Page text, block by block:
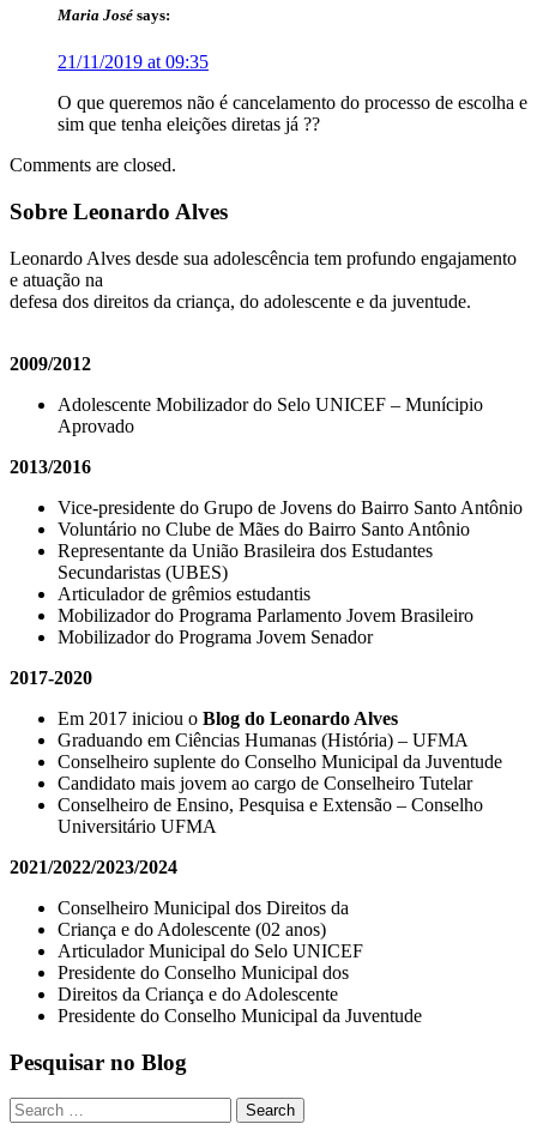
Maria José says:
21/11/2019 at 09:35
O que queremos não é cancelamento do processo de escolha e
sim que tenha eleições diretas já ??
Comments are closed.
Sobre Leonardo Alves
Leonardo Alves desde sua adolescência tem profundo engajamento
e atuação na
defesa dos direitos da criança, do adolescente e da juventude.
2009/2012
Adolescente Mobilizador do Selo UNICEF – Munícipio
Aprovado
2013/2016
Vice-presidente do Grupo de Jovens do Bairro Santo Antônio
Voluntário no Clube de Mães do Bairro Santo Antônio
Representante da União Brasileira dos Estudantes
Secundaristas (UBES)
Articulador de grêmios estudantis
Mobilizador do Programa Parlamento Jovem Brasileiro
Mobilizador do Programa Jovem Senador
2017-2020
Em 2017 iniciou o Blog do Leonardo Alves
Graduando em Ciências Humanas (História) – UFMA
Conselheiro suplente do Conselho Municipal da Juventude
Candidato mais jovem ao cargo de Conselheiro Tutelar
Conselheiro de Ensino, Pesquisa e Extensão – Conselho
Universitário UFMA
2021/2022/2023/2024
Conselheiro Municipal dos Direitos da
Criança e do Adolescente (02 anos)
Articulador Municipal do Selo UNICEF
Presidente do Conselho Municipal dos
Direitos da Criança e do Adolescente
Presidente do Conselho Municipal da Juventude
Pesquisar no Blog